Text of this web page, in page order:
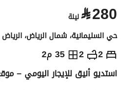
⃁280 ليلة
حي السليمانية، شمال الرياض، الرياض
2
2 35 م2 ⃁
280يومياً
السياحة الاماكن القريبة
استديو أنيق للإيجار اليومي –